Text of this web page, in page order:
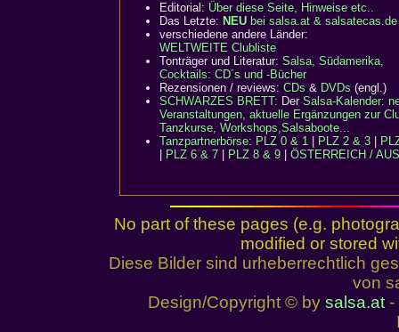
Editorial: Über diese Seite, Hinweise etc..
Das Letzte: NEU bei salsa.at & salsatecas.de
verschiedene andere Länder:
WELTWEITE Clubliste
Tonträger und Literatur: Salsa, Südamerika,
Cocktails: CD´s und -Bücher
Rezensionen / reviews: CDs & DVDs (engl.)
SCHWARZES BRETT: Der Salsa-Kalender:
Veranstaltungen, aktuelle Ergänzungen zur
Tanzkurse, Workshops,Salsaboote...
Tanzpartnerbörse: PLZ 0 & 1 PLZ 2 & 3
PLZ 6 & 7 PLZ 8 & 9 ÖSTERREICH /
No part of these pages (e.g.
modified or stored
Diese Bilder sind urheberrechtlich
von
Design/Copyright © by salsa.at-